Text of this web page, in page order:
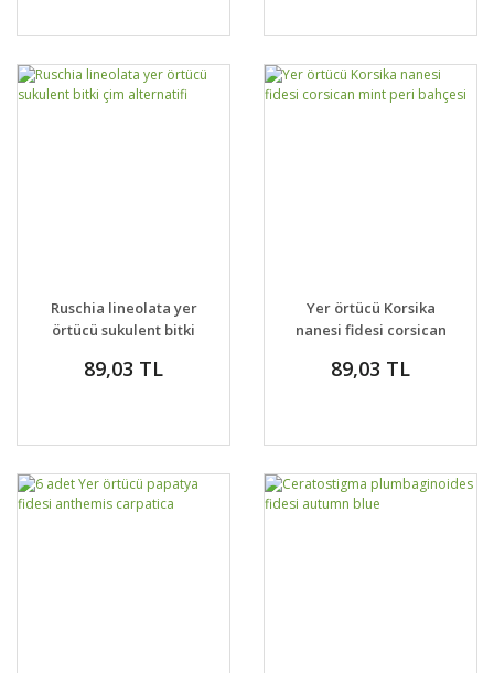
Ruschia lineolata yer
örtücü sukulent bitki
89,03 TL
Yer örtücü Korsika
nanesi fidesi corsican
89,03 TL